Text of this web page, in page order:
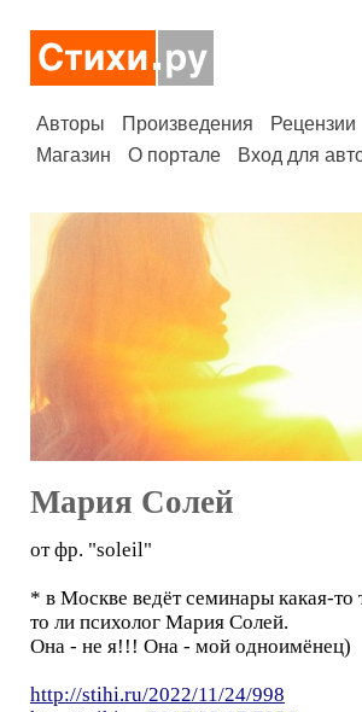
Авторы Произведения Рецензии
Магазин
О портале Вход для
Мария Солей
от фр. "soleil"
* в Москве ведёт семинары какая-то
то ли психолог Мария Солей.
Она - не я!!! Она - мой одноимёнец)
http://stihi.ru/2022/11/24/998